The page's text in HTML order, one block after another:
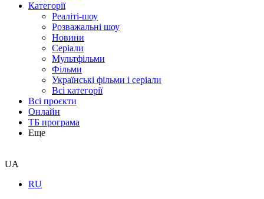
Категорії
Реаліті-шоу
Розважальні шоу
Новини
Серіали
Мультфільми
Фільми
Українські фільми і серіали
Всі категорії
Всі проєкти
Онлайн
ТБ програма
Еще
UA
RU